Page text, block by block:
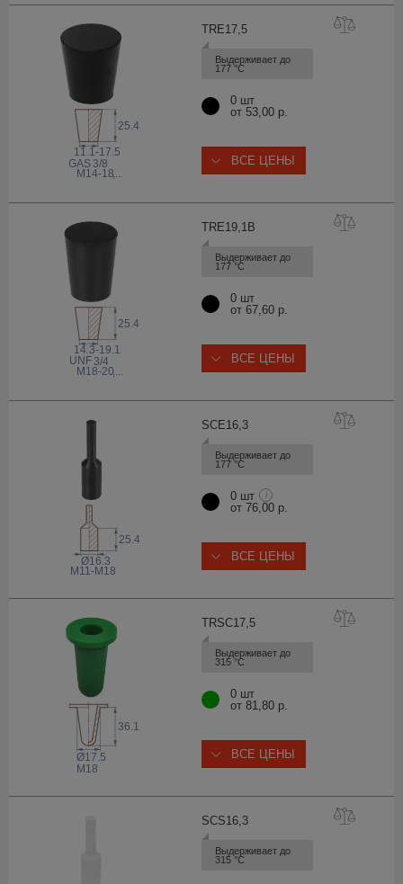
TRE17,5
Выдерживает до
177 °С
25.4
GAS 3/8
11.1-17.5
M14-18,...
0 шт
от 53,00 р.
ВСЕ ЦЕНЫ
TRE19,1B
Выдерживает до
177 °С
25.4
14.3-19.1
M18-20,...
UNF 3/4
0 шт
от 67,60 р.
ВСЕ ЦЕНЫ
SCE16,3
Выдерживает до
177 °С
25.4
Ø16.3
M11-M18
0 шт i
от 76,00 р.
ВСЕ ЦЕНЫ
TRSC17,5
Выдерживает до
315 °С
36.1
Ø17.5
M18
0 шт
от 81,80 р.
ВСЕ ЦЕНЫ
SCS16,3
Выдерживает до
315 °С